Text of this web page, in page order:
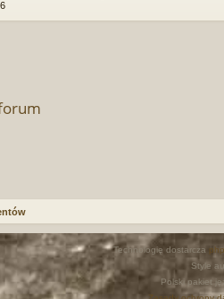
Technologię dostarcza
Style
Polski pakiet